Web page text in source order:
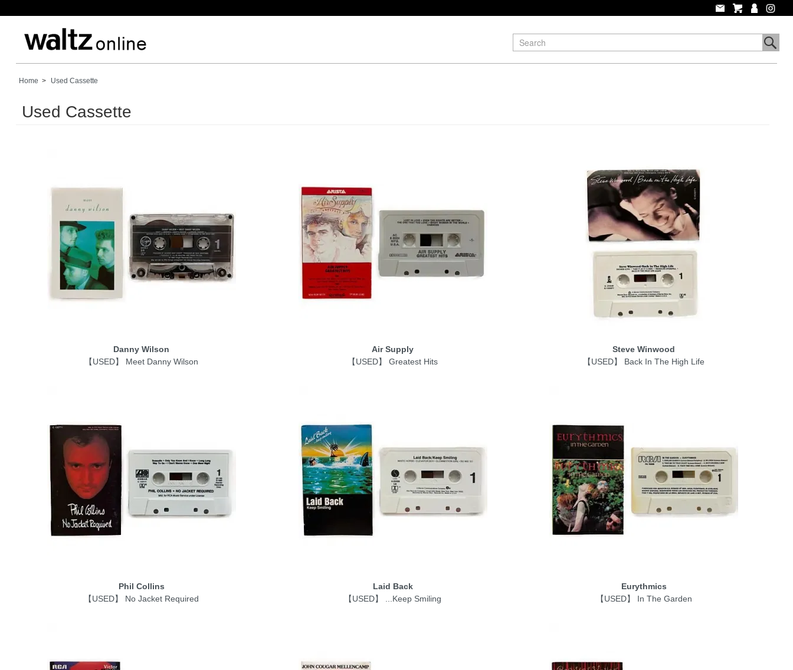
Home > Used Cassette
Used Cassette
Danny Wilson
【USED】 Meet Danny Wilson
Air Supply
【USED】 Greatest Hits
Steve Winwood
【USED】 Back In The High Life
Phil Collins
【USED】 No Jacket Required
Laid Back
【USED】 ...Keep Smiling
Eurythmics
【USED】 In The Garden